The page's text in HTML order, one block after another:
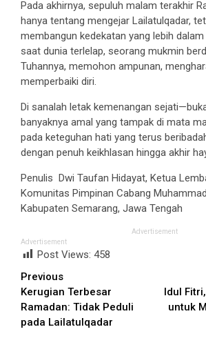
Pada akhirnya, sepuluh malam terakhir
hanya tentang mengejar Lailatulqadar,
membangun kedekatan yang lebih dalam
saat dunia terlelap, seorang mukmin
Tuhannya, memohon ampunan,
memperbaiki diri.
Di sanalah letak kemenangan
banyaknya amal yang tampak di mata
pada keteguhan hati yang terus
dengan penuh keikhlasan hingga akhir
Penulis Dwi Taufan Hidayat, Ketua
Komunitas Pimpinan Cabang
Kabupaten Semarang, Jawa Tengah
Advertisement
Advertisement
Post Views: 458
Continue
Reading
Previous
Kerugian Terbesar
Ramadan: Tidak Peduli
pada Lailatulqadar
Idul
untuk